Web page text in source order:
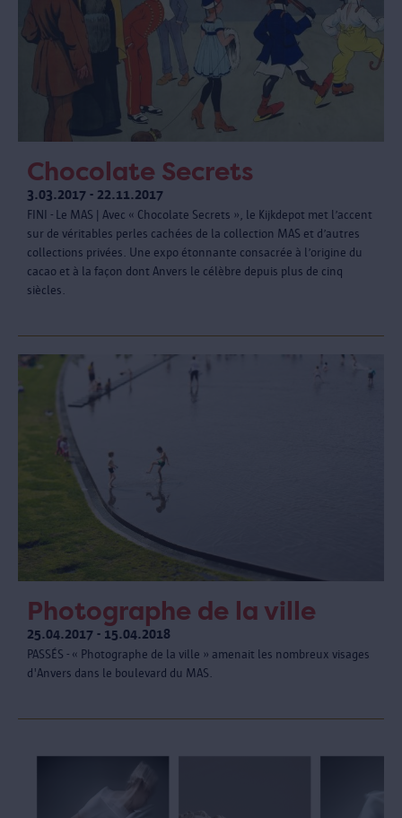
Chocolate Secrets
3.03.2017 - 22.11.2017
FINI - Le MAS | Avec « Chocolate Secrets », le Kijkdepot met l’accent
sur de véritables perles cachées de la collection MAS et d’autres
collections privées. Une expo étonnante consacrée à l’origine du
cacao et à la façon dont Anvers le célèbre depuis plus de cinq
siècles.
Photographe de la ville
25.04.2017 - 15.04.2018
PASSÉS - « Photographe de la ville » amenait les nombreux visages
d'Anvers dans le boulevard du MAS.